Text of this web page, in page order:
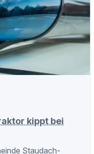
kippt bei
Staudach-